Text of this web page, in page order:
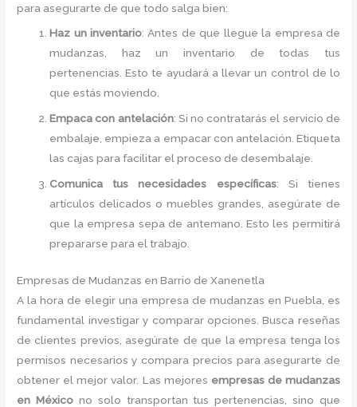
para asegurarte de que todo salga bien:
Haz un inventario: Antes de que llegue la empresa de
mudanzas, haz un inventario de todas tus
pertenencias. Esto te ayudará a llevar un control de lo
que estás moviendo.
Empaca con antelación: Si no contratarás el servicio de
embalaje, empieza a empacar con antelación. Etiqueta
las cajas para facilitar el proceso de desembalaje.
Comunica tus necesidades específicas: Si tienes
artículos delicados o muebles grandes, asegúrate de
que la empresa sepa de antemano. Esto les permitirá
prepararse para el trabajo.
Empresas de Mudanzas en Barrio de Xanenetla
A la hora de elegir una empresa de mudanzas en Puebla, es
fundamental investigar y comparar opciones. Busca reseñas
de clientes previos, asegúrate de que la empresa tenga los
permisos necesarios y compara precios para asegurarte de
obtener el mejor valor. Las mejores empresas de mudanzas
en Méxicono solo transportan tus pertenencias, sino que